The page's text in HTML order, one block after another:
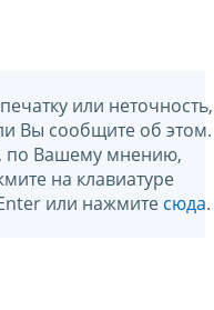
или неточность,
Вы сообщите об этом.
по Вашему мнению,
на клавиатуре
или нажмите сюда.